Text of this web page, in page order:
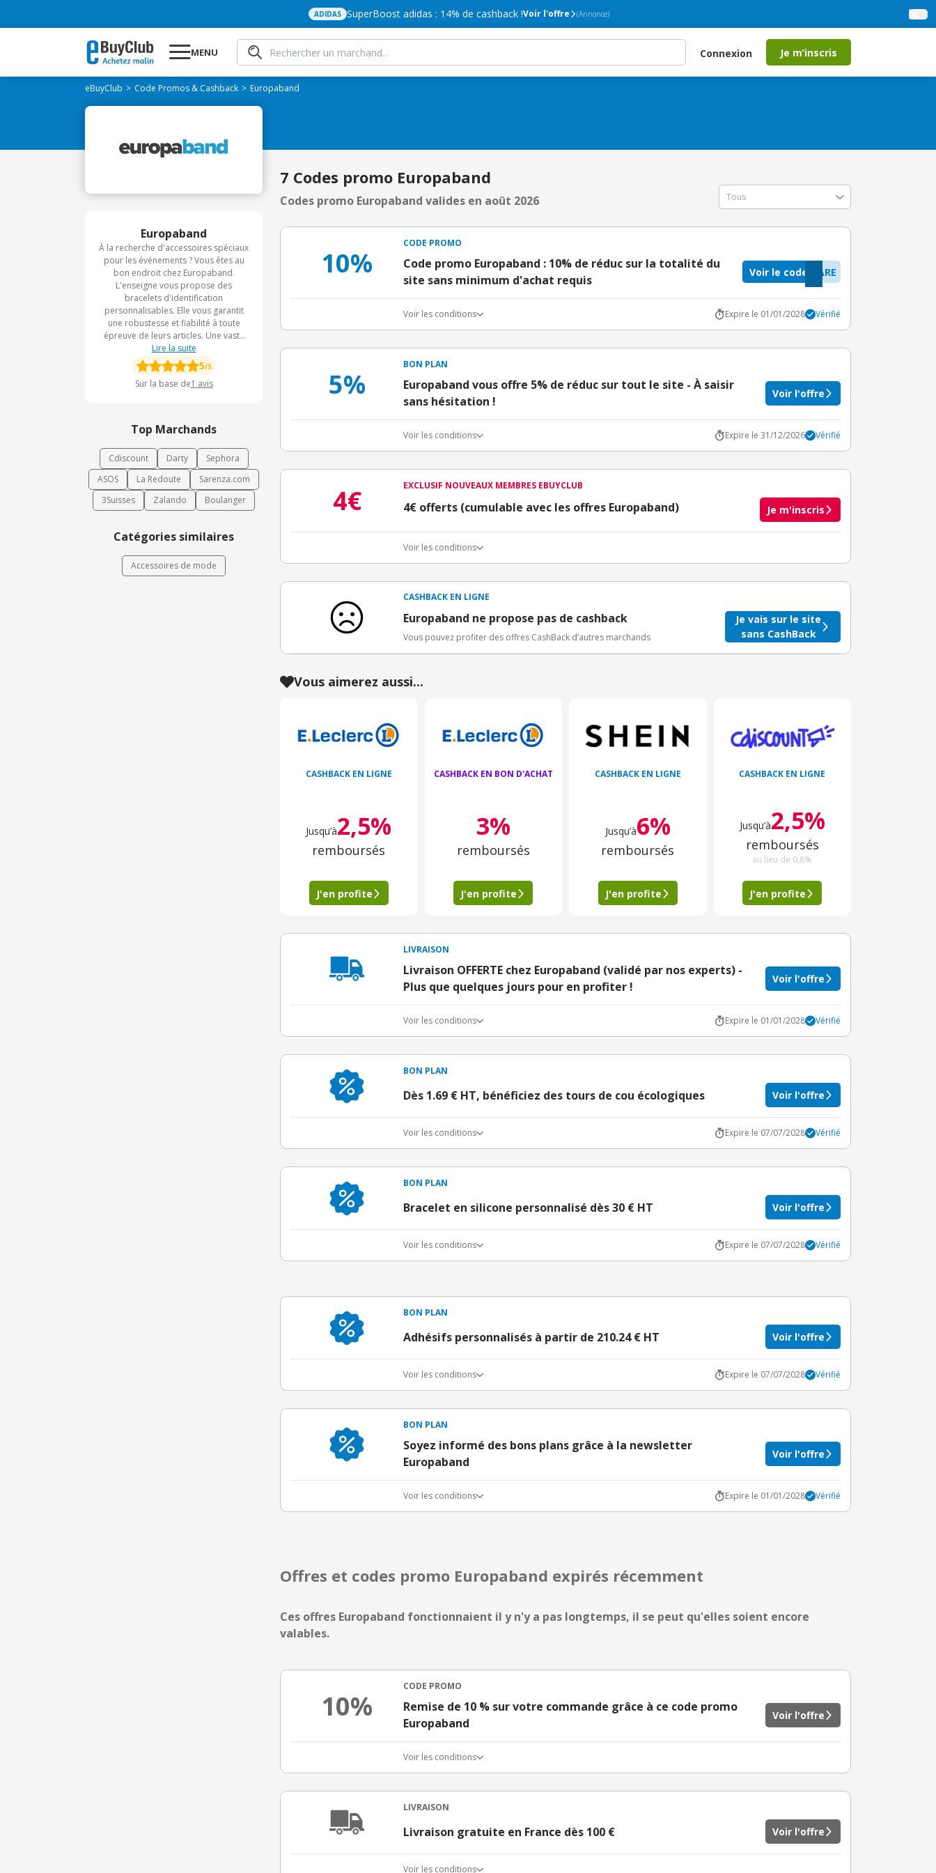
ADIDAS SuperBoost adidas : 14% de cashback !Voir l'offre (Annonce)
MENU Connexion Je m’inscris
eBuyClub Code Promos & Cashback Europaband
Europaband
À la recherche d'accessoires spéciaux
pour les événements ? Vous êtes au
bon endroit chez Europaband.
L'enseigne vous propose des
bracelets d'identification
personnalisables. Elle vous garantit
une robustesse et fiabilité à toute
épreuve de leurs articles. Une vaste
gamme vous y est proposé selon vos
besoins. Donc rendez-vous chez
Europaband pour trouver
précisément ce qu'il vous faut.
Lire la suite
5/5
Sur la base de1 avis
Top Marchands
Cdiscount Darty
Sephora
ASOS
La Redoute
Sarenza.com
3Suisses
Zalando Boulanger
Catégories similaires
Accessoires de mode
7 Codes promo Europaband
Codes promo Europaband valides en août 2026
10%
CODE PROMO
Code promo Europaband : 10% de réduc sur la totalité du
site sans minimum d'achat requis
ARE
Voir le code
Voir les conditions Expire le 01/01/2028 Vérifié
5%
BON PLAN
Europaband vous offre 5% de réduc sur tout le site - À saisir
sans hésitation !
Voir l'offre
Voir les conditions Expire le 31/12/2026 Vérifié
4€ EXCLUSIF NOUVEAUX MEMBRES EBUYCLUB
4€ offerts (cumulable avec les offres Europaband) Je m'inscris
Voir les conditions
3€ de bienvenue crédités immédiatement + 1€ supplémentaire crédité après le téléchargement de l'alerte
Offre réservée à une toute première inscription chez eBuyClub.
CASHBACK EN LIGNE
Europaband ne propose pas de cashback
Vous pouvez profiter des offres CashBack d’autres marchands
Je vais sur le site
sans CashBack
Vous aimerez aussi...
CASHBACK EN LIGNE
Jusqu’à2,5%
remboursés
J'en profite
CASHBACK EN BON D'ACHAT
3%
remboursés
J'en profite
CASHBACK EN LIGNE
Jusqu’à6%
remboursés
J'en profite
CASHBACK EN LIGNE
Jusqu’à2,5%
remboursés
au lieu de 0,8%
J'en profite
LIVRAISON
Livraison OFFERTE chez Europaband (validé par nos experts) -
Plus que quelques jours pour en profiter !
Voir l'offre
Voir les conditions Expire le 01/01/2028 Vérifié
BON PLAN
Dès 1.69 € HT, bénéficiez des tours de cou écologiques Voir l'offre
Voir les conditions Expire le 07/07/2028 Vérifié
BON PLAN
Bracelet en silicone personnalisé dès 30 € HT Voir l'offre
Voir les conditions Expire le 07/07/2028 Vérifié
BON PLAN
Adhésifs personnalisés à partir de 210.24 € HT Voir l'offre
Voir les conditions Expire le 07/07/2028 Vérifié
BON PLAN
Soyez informé des bons plans grâce à la newsletter
Europaband
Voir l'offre
Voir les conditions Expire le 01/01/2028 Vérifié
Offres et codes promo Europaband expirés récemment
Ces offres Europaband fonctionnaient il y n'y a pas longtemps, il se peut qu'elles soient encore
valables.
10%
CODE PROMO
Remise de 10 % sur votre commande grâce à ce code promo
Europaband
Voir l'offre
Voir les conditions
LIVRAISON
Livraison gratuite en France dès 100 € Voir l'offre
Voir les conditions